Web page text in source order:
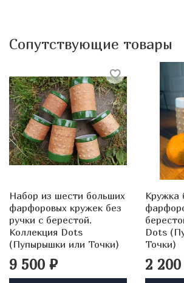
Сопутствующие товары
Набор из шести больших
фарфоровых кружек без
ручки с берестой.
Коллекция Dots
(Пупырышки или Точки)
9 500 ₽
Кружка
Dots
Точки)
2